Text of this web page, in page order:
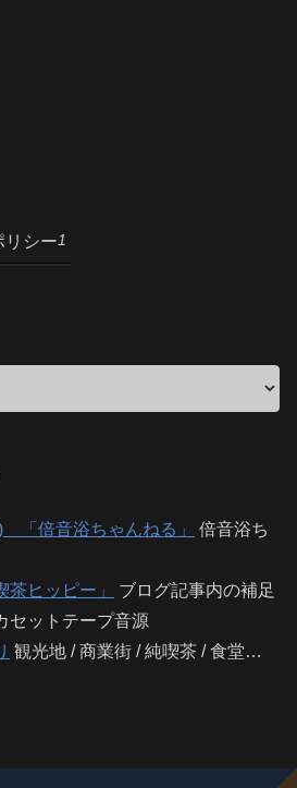
リシー1
倍音浴ちゃんねる」
倍音浴ち
ヒッピー」
ブログ記事内の補足
ットテープ音源
観光地 / 商業街 / 純喫茶 / 食堂…